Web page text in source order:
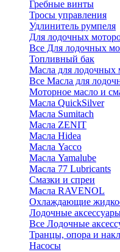
Гребные винты
Тросы управления
Удлинитель румпеля
Для лодочных
Все Для лодочных
Топливный бак
Масла для лодочных
Все Масла для
Моторное масло и
Масла QuickSilver
Масла Sumitach
Масла ZENIT
Масла Hidea
Масла Yacco
Масла Yamalube
Масла 77 Lubricants
Смазки и спреи
Масла RAVENOL
Охлаждающие
Лодочные
Все Лодочные
Транцы, опора и
Насосы